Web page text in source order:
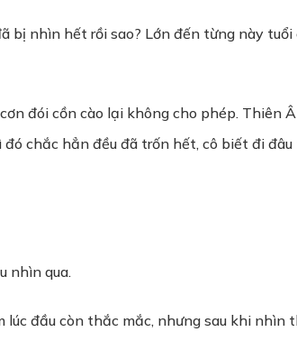
bị nhìn hết rồi sao? Lớn đến từng này
đói cồn cào lại không cho phép. Thiên
chắc hẳn đều đã trốn hết, cô biết đi
nhìn qua.
đầu còn thắc mắc, nhưng sau khi nhìn